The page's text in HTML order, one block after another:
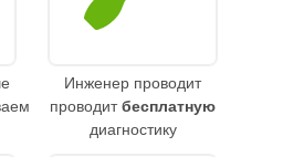
Инженер проводит
проводитбесплатную
диагностику